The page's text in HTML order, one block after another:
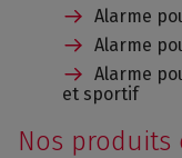
Alarme
Alarme
Alarme
et sportif
Nos produits